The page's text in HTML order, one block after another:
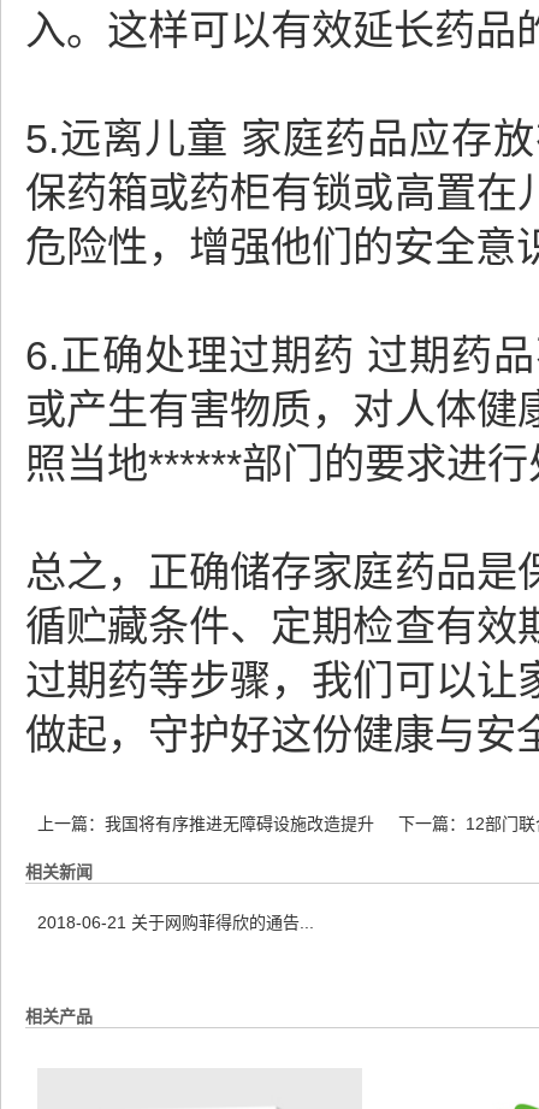
入。这样可以有效延长药品
5.远离儿童 家庭药品应存
保药箱或药柜有锁或高置在
危险性，增强他们的安全意
6.正确处理过期药 过期药
或产生有害物质，对人体健
照当地******部门的要求进
总之，正确储存家庭药品是
循贮藏条件、定期检查有效
过期药等步骤，我们可以让
做起，守护好这份健康与安
上一篇： 我国将有序推进无障碍设施改造提升 下一篇： 12部门
相关新闻
2018-06-21 关于网购菲得欣的通告...
相关产品